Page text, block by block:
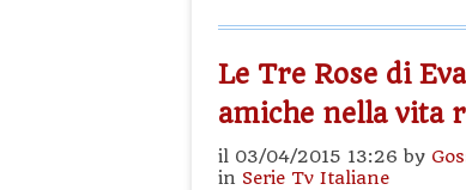
Le Tre Rose di
amiche nella vita
il 03/04/2015 13:26 by
in Serie Tv Italiane